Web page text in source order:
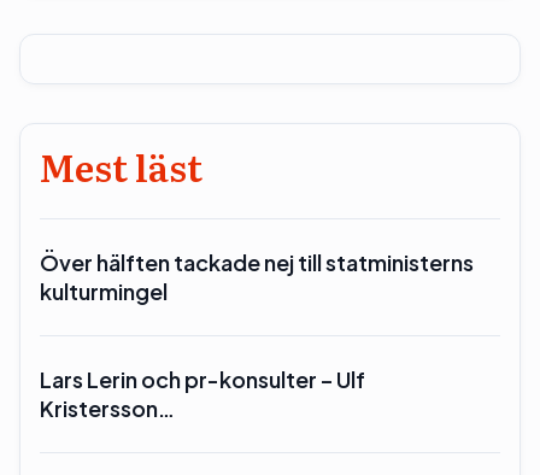
Mest läst
Över hälften tackade nej till statministerns
kulturmingel
Lars Lerin och pr-konsulter – Ulf
Kristersson…